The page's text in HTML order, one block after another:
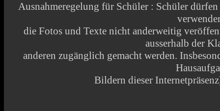
Ausnahmeregelung für Schüler : Schüler
die Fotos und Texte nicht anderweitig
ausserhalb der
anderen zugänglich gemacht werden.
Bildern dieser